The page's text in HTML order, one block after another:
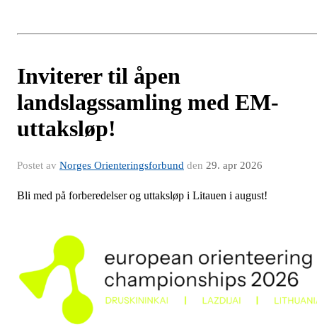
Inviterer til åpen
landslagssamling med EM-
uttaksløp!
Postet av Norges Orienteringsforbund den 29. apr 2026
Bli med på forberedelser og uttaksløp i Litauen i august!